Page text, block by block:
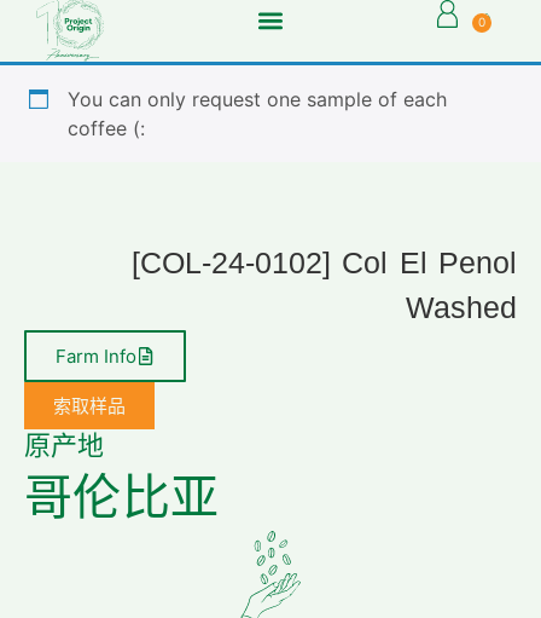
0
You can only request one sample of each
coffee (:
[COL-24-0102] Col El Penol
Washed
Farm Info
索取样品
原产地
哥伦比亚